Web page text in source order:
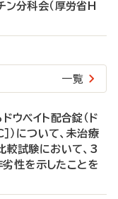
分科会（厚労省H
一覧
ウベイト配合錠（ド
）について、未治療
較試験において、3
性を示したことを